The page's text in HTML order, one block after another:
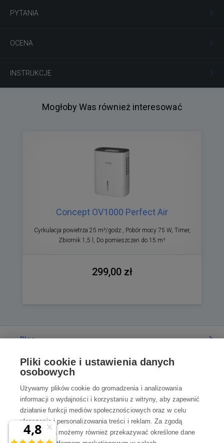
PYTANIA
OCENA
INSTRUKCJE
Mogłoby Was również interesować
Concept OV1000 Perfect Air
Cyrkulacja powietrza 25 m³/godz., Pobór mocy 75 W, Timer,
Zbiornik 1,5 l, Do pomieszczeń do 15 m²
299,00 zł
Blog
Poradnia
Wszystko o zakupach
Kontakt
Pliki cookie i ustawienia danych
osobowych
Używamy plików cookie do gromadzenia i analizowania
informacji o wydajności i korzystaniu z witryny, aby zapewnić
działanie funkcji mediów społecznościowych oraz w celu
ulepszania i personalizowania treści i reklam. Za zgodą
użytkownika możemy również przekazywać określone dane